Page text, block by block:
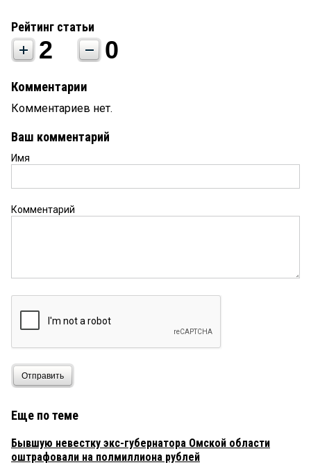
Рейтинг статьи
2 0
Комментарии
Комментариев нет.
Ваш комментарий
Имя
Комментарий
Отправить
Еще по теме
Бывшую невестку экс-губернатора Омской области
оштрафовали на полмиллиона рублей